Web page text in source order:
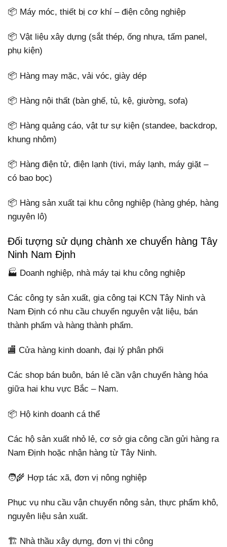
📦 Máy móc, thiết bị cơ khí – điện công nghiệp
📦 Vật liệu xây dựng (sắt thép, ống nhựa, tấm panel,
phụ kiện)
📦 Hàng may mặc, vải vóc, giày dép
📦 Hàng nội thất (bàn ghế, tủ, kệ, giường, sofa)
📦 Hàng quảng cáo, vật tư sự kiện (standee, backdrop,
khung nhôm)
📦 Hàng điện tử, điện lạnh (tivi, máy lạnh, máy giặt –
có bao bọc)
📦 Hàng sản xuất tại khu công nghiệp (hàng ghép, hàng
nguyên lô)
Đối tượng sử dụng chành xe chuyển hàng Tây
Ninh Nam Định
🏭 Doanh nghiệp, nhà máy tại khu công nghiệp
Các công ty sản xuất, gia công tại KCN Tây Ninh và
Nam Định có nhu cầu chuyển nguyên vật liệu, bán
thành phẩm và hàng thành phẩm.
🏬 Cửa hàng kinh doanh, đại lý phân phối
Các shop bán buôn, bán lẻ cần vận chuyển hàng hóa
giữa hai khu vực Bắc – Nam.
📦 Hộ kinh doanh cá thể
Các hộ sản xuất nhỏ lẻ, cơ sở gia công cần gửi hàng ra
Nam Định hoặc nhận hàng từ Tây Ninh.
🧑‍🌾 Hợp tác xã, đơn vị nông nghiệp
Phục vụ nhu cầu vận chuyển nông sản, thực phẩm khô,
nguyên liệu sản xuất.
🏗️ Nhà thầu xây dựng, đơn vị thi công